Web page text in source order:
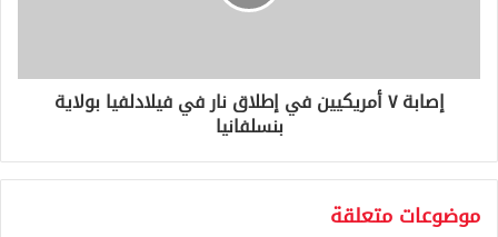
إصابة ٧ أمريكيين في إطلاق نار في فيلادلفيا بولاية
بنسلفانيا
موضوعات متعلقة